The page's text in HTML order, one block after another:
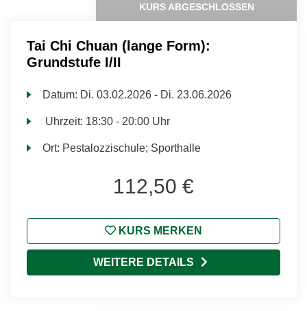
KURS ABGESCHLOSSEN
Tai Chi Chuan (lange Form):
Grundstufe I/II
Datum: Di. 03.02.2026 - Di. 23.06.2026
Uhrzeit: 18:30 - 20:00 Uhr
Ort: Pestalozzischule; Sporthalle
112,50 €
KURS MERKEN
WEITERE DETAILS